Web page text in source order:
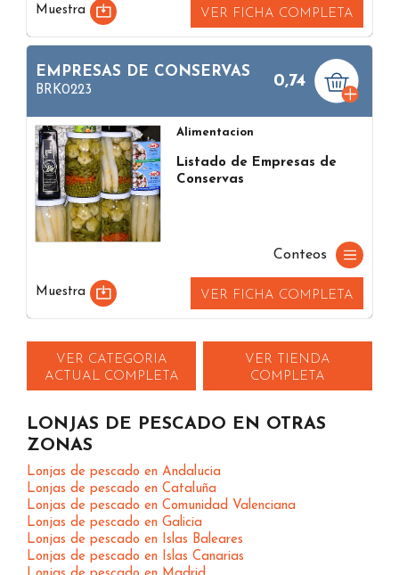
Muestra VER FICHA COMPLETA
EMPRESAS DE CONSERVAS
BRK0223
0,74
Alimentacion
Listado de Empresas de
Conservas
Conteos
Muestra VER FICHA COMPLETA
VER CATEGORIA
ACTUAL COMPLETA
VER TIENDA
COMPLETA
LONJAS DE PESCADO EN OTRAS
ZONAS
Lonjas de pescado en Andalucia
Lonjas de pescado en Cataluña
Lonjas de pescado en Comunidad Valenciana
Lonjas de pescado en Galicia
Lonjas de pescado en Islas Baleares
Lonjas de pescado en Islas Canarias